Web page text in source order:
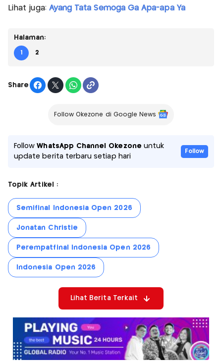
Lihat juga: Ayang Tata Semoga Ga Apa-apa Ya
Halaman:
1 2
Share
Follow Okezone di Google News
FollowWhatsApp Channel Okezone untuk
update berita terbaru setiap hari
Follow
Topik Artikel :
Semifinal Indonesia Open 2026
Jonatan Christie
Perempatfinal Indonesia Open 2026
Indonesia Open 2026
Lihat Berita Terkait